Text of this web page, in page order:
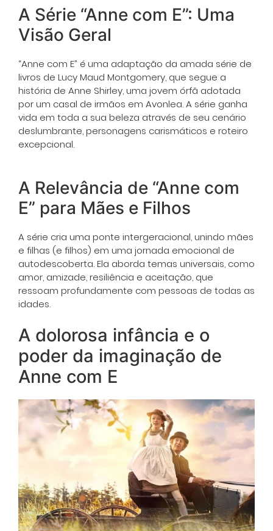
A Série “Anne com E”: Uma
Visão Geral
“Anne com E” é uma adaptação da amada série de
livros de Lucy Maud Montgomery, que segue a
história de Anne Shirley, uma jovem órfã adotada
por um casal de irmãos em Avonlea. A série ganha
vida em toda a sua beleza através de seu cenário
deslumbrante, personagens carismáticos e roteiro
excepcional.
A Relevância de “Anne com
E” para Mães e Filhos
A série cria uma ponte intergeracional, unindo mães
e filhas (e filhos) em uma jornada emocional de
autodescoberta. Ela aborda temas universais, como
amor, amizade, resiliência e aceitação, que
ressoam profundamente com pessoas de todas as
idades.
A dolorosa infância e o
poder da imaginação de
Anne com E